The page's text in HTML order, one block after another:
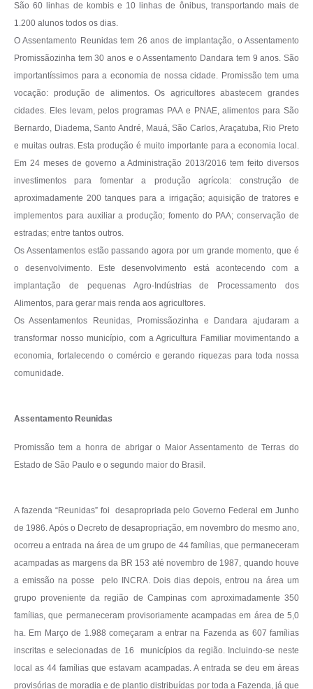
Coleta Seletiva
Galeria de Fotos
Secretarias
Contas Públicas
Legislação
Serviços Online
Transparência
Notícias
São 60 linhas de kombis e 10 linhas de ônibus, transportando mais de
1.200 alunos todos os dias.
O Assentamento Reunidas tem 26 anos de implantação, o Assentamento
Promissãozinha tem 30 anos e o Assentamento Dandara tem 9 anos. São
importantíssimos para a economia de nossa cidade. Promissão tem uma
vocação: produção de alimentos. Os agricultores abastecem grandes
cidades. Eles levam, pelos programas PAA e PNAE, alimentos para São
Bernardo, Diadema, Santo André, Mauá, São Carlos, Araçatuba, Rio Preto
e muitas outras. Esta produção é muito importante para a economia local.
Em 24 meses de governo a Administração 2013/2016 tem feito diversos
investimentos para fomentar a produção agrícola: construção de
aproximadamente 200 tanques para a irrigação; aquisição de tratores e
implementos para auxiliar a produção; fomento do PAA; conservação de
estradas; entre tantos outros.
Os Assentamentos estão passando agora por um grande momento, que é
o desenvolvimento. Este desenvolvimento está acontecendo com a
implantação de pequenas Agro-Indústrias de Processamento dos
Alimentos, para gerar mais renda aos agricultores.
Os Assentamentos Reunidas, Promissãozinha e Dandara ajudaram a
transformar nosso município, com a Agricultura Familiar movimentando a
economia, fortalecendo o comércio e gerando riquezas para toda nossa
comunidade.
Assentamento Reunidas
Promissão tem a honra de abrigar o Maior Assentamento de Terras do
Estado de São Paulo e o segundo maior do Brasil.
A fazenda “Reunidas” foi desapropriada pelo Governo Federal em Junho
de 1986. Após o Decreto de desapropriação, em novembro do mesmo ano,
ocorreu a entrada na área de um grupo de 44 famílias, que permaneceram
acampadas as margens da BR 153 até novembro de 1987, quando houve
a emissão na posse pelo INCRA. Dois dias depois, entrou na área um
grupo proveniente da região de Campinas com aproximadamente 350
famílias, que permaneceram provisoriamente acampadas em área de 5,0
ha. Em Março de 1.988 começaram a entrar na Fazenda as 607 famílias
inscritas e selecionadas de 16 municípios da região. Incluindo-se neste
local as 44 famílias que estavam acampadas. A entrada se deu em áreas
provisórias de moradia e de plantio distribuídas por toda a Fazenda, já que